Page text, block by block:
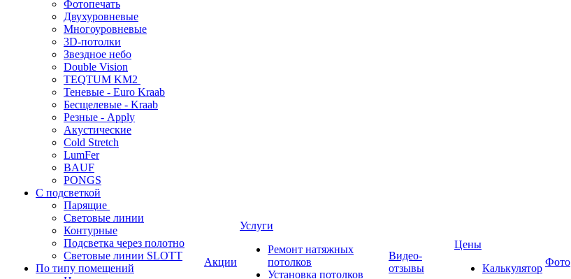
Фотопечать
Двухуровневые
Многоуровневые
3D-потолки
Звездное небо
Double Vision
TEQTUM KM2
Теневые - Euro Kraab
Бесщелевые - Kraab
Резные - Apply
Акустические
Cold Stretch
LumFer
BAUF
PONGS
С подсветкой
Парящие
Световые линии
Контурные
Подсветка через полотно
Световые линии SLOTT
По типу помещений
Акции
Услуги
Ремонт натяжных
потолков
Установка потолков
Видео-
отзывы
Цены
Калькулятор
Фото